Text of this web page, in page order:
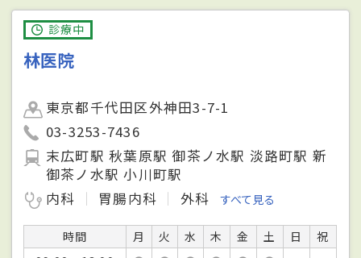
診療中
林医院
東京都千代田区外神田3-7-1
03-3253-7436
末広町駅 秋葉原駅 御茶ノ水駅 淡路町駅 新
御茶ノ水駅 小川町駅
内科
胃腸内科 外科 すべて見る
時間 月 火 水 木 金 土 日
祝